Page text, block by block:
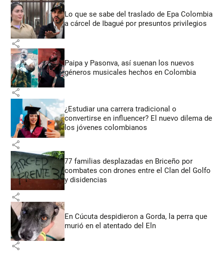
Lo que se sabe del traslado de Epa Colombia
a cárcel de Ibagué por presuntos privilegios
share
Paipa y Pasonva, así suenan los nuevos
géneros musicales hechos en Colombia
share
¿Estudiar una carrera tradicional o
convertirse en influencer? El nuevo dilema de
los jóvenes colombianos
share
77 familias desplazadas en Briceño por
combates con drones entre el Clan del Golfo
y disidencias
share
En Cúcuta despidieron a Gorda, la perra que
murió en el atentado del Eln
share